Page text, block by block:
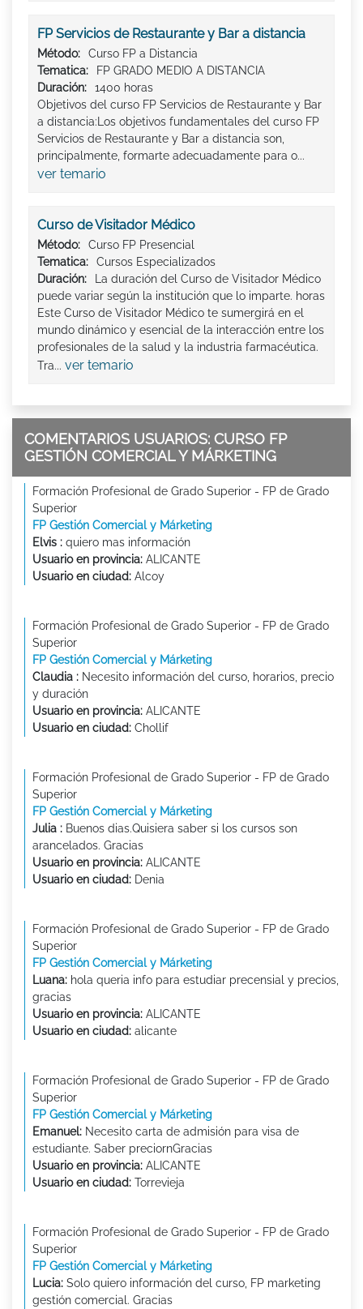
FP Servicios de Restaurante y Bar a distancia
Método:
Curso FP a Distancia
Tematica:
FP GRADO MEDIO A DISTANCIA
Duración:
1400 horas
Objetivos del curso FP Servicios de Restaurante y Bar
a distancia:Los objetivos fundamentales del curso FP
Servicios de Restaurante y Bar a distancia son,
principalmente, formarte adecuadamente para o...
ver temario
Curso de Visitador Médico
Método:
Curso FP Presencial
Tematica:
Cursos Especializados
Duración:
La duración del Curso de Visitador Médico
puede variar según la institución que lo imparte. horas
Este Curso de Visitador Médico te sumergirá en el
mundo dinámico y esencial de la interacción entre los
profesionales de la salud y la industria farmacéutica.
Tra... ver temario
COMENTARIOS USUARIOS: CURSO FP
GESTIÓN COMERCIAL Y MÁRKETING
Formación Profesional de Grado Superior - FP de Grado
Superior
FP Gestión Comercial y Márketing
Elvis : quiero mas información
Usuario en provincia: ALICANTE
Usuario en ciudad: Alcoy
Formación Profesional de Grado Superior - FP de Grado
Superior
FP Gestión Comercial y Márketing
Claudia : Necesito información del curso, horarios, precio
y duración
Usuario en provincia: ALICANTE
Usuario en ciudad: Chollif
Formación Profesional de Grado Superior - FP de Grado
Superior
FP Gestión Comercial y Márketing
Julia : Buenos dias.Quisiera saber si los cursos son
arancelados. Gracias
Usuario en provincia: ALICANTE
Usuario en ciudad: Denia
Formación Profesional de Grado Superior - FP de Grado
Superior
FP Gestión Comercial y Márketing
Luana: hola queria info para estudiar precensial y precios,
gracias
Usuario en provincia: ALICANTE
Usuario en ciudad: alicante
Formación Profesional de Grado Superior - FP de Grado
Superior
FP Gestión Comercial y Márketing
Emanuel: Necesito carta de admisión para visa de
estudiante. Saber preciornGracias
Usuario en provincia: ALICANTE
Usuario en ciudad: Torrevieja
Formación Profesional de Grado Superior - FP de Grado
Superior
FP Gestión Comercial y Márketing
Lucia: Solo quiero información del curso, FP marketing
gestión comercial. Gracias